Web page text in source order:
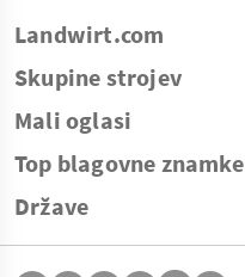
Landwirt.com
Skupine strojev
Mali oglasi
Top blagovne znamke
Države